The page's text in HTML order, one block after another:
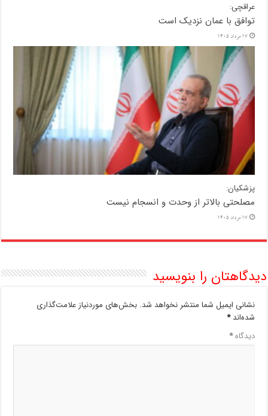
عراقچی:
توافق با عمان نزدیک است
17 مرداد 1405
پزشکیان:
مصلحتی بالاتر از وحدت و انسجام نیست
17 مرداد 1405
دیدگاهتان را بنویسید
نشانی ایمیل شما منتشر نخواهد شد. بخش‌های موردنیاز علامت‌گذاری
شده‌اند*
دیدگاه*